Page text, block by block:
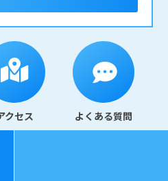
クセス よくある質問